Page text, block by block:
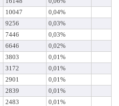
10047
0,04%
9256
0,03%
7446
0,03%
6646
0,02%
3803
0,01%
3172
0,01%
2901
0,01%
2839
0,01%
2483
0,01%